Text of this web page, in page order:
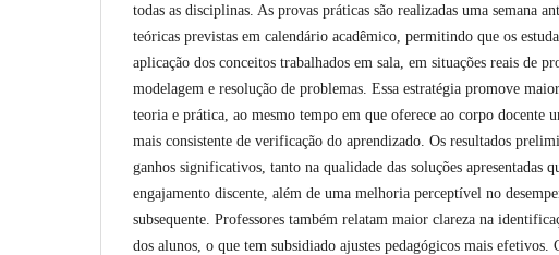
todas as disciplinas. As provas práticas são realizadas uma semana
teóricas previstas em calendário acadêmico, permitindo que os
aplicação dos conceitos trabalhados em sala, em situações reais de
modelagem e resolução de problemas. Essa estratégia promove
teoria e prática, ao mesmo tempo em que oferece ao corpo docente
mais consistente de verificação do aprendizado. Os resultados
ganhos significativos, tanto na qualidade das soluções apresentadas
engajamento discente, além de uma melhoria perceptível no
subsequente. Professores também relatam maior clareza na
dos alunos, o que tem subsidiado ajustes pedagógicos mais efetivos.